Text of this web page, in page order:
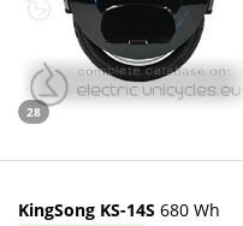
28
KingSong KS-14S 680 Wh